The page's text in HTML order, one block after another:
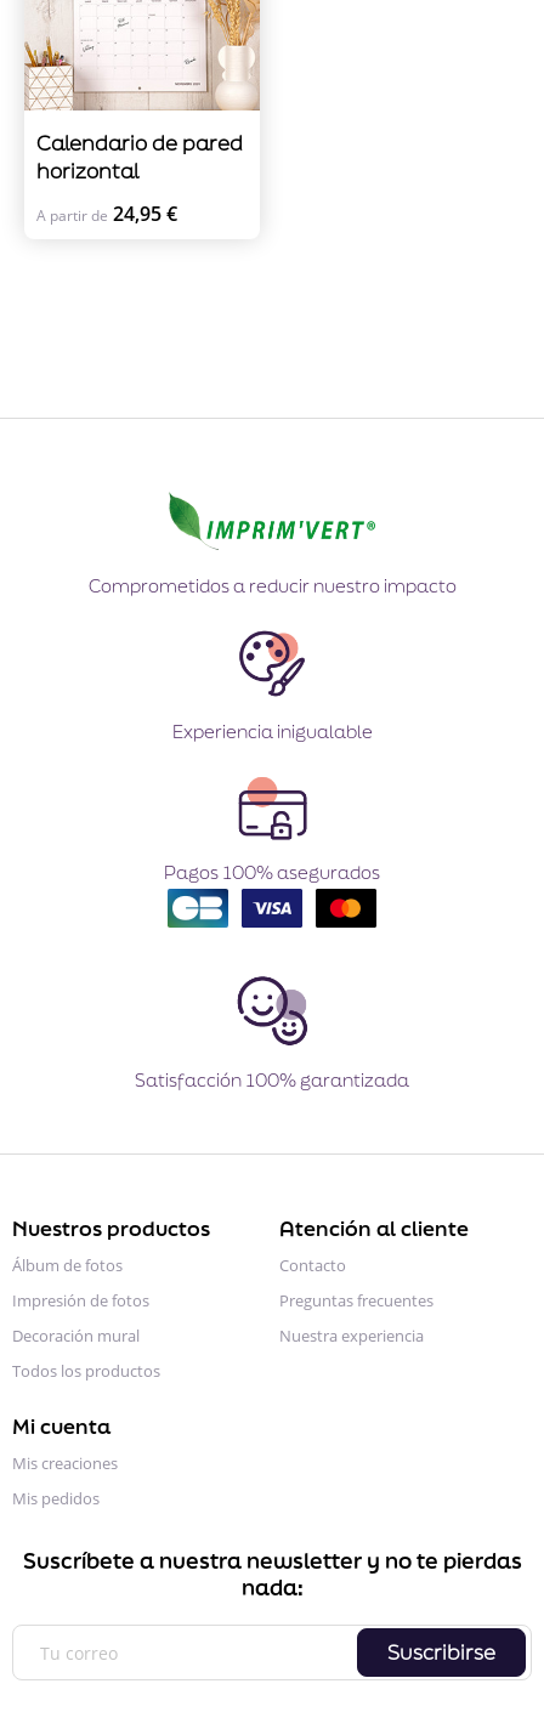
Calendario de pared
horizontal
A partir de 24,95 €
Comprometidos a reducir nuestro impacto
Experiencia inigualable
Pagos 100% asegurados
Satisfacción 100% garantizada
Nuestros productos
Álbum de fotos
Impresión de fotos
Decoración mural
Todos los productos
Atención al cliente
Contacto
Preguntas frecuentes
Nuestra experiencia
Mi cuenta
Mis creaciones
Mis pedidos
Suscríbete a nuestra newsletter y no te pierdas
nada:
Suscribirse